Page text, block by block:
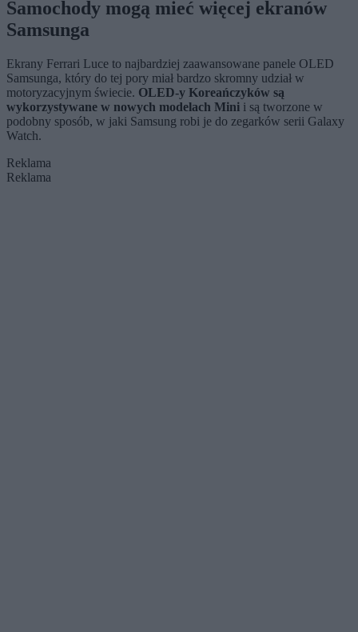
Samochody mogą mieć więcej ekranów
Samsunga
Ekrany Ferrari Luce to najbardziej zaawansowane panele OLED
Samsunga, który do tej pory miał bardzo skromny udział w
motoryzacyjnym świecie. OLED-y Koreańczyków są
wykorzystywane w nowych modelach Mini i są tworzone w
podobny sposób, w jaki Samsung robi je do zegarków serii Galaxy
Watch.
Reklama
Reklama